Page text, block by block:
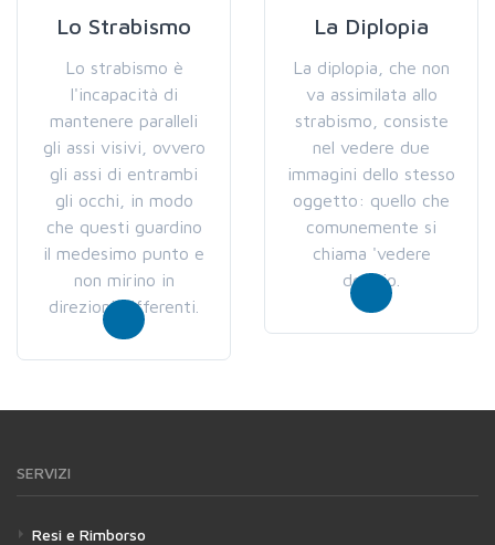
Lo Strabismo
Lo strabismo è
l'incapacità di
mantenere paralleli
gli assi visivi, ovvero
gli assi di entrambi
gli occhi, in modo
che questi guardino
il medesimo punto e
non mirino in
direzioni differenti.
La Diplopia
La diplopia, che non
va assimilata allo
strabismo, consiste
nel vedere due
immagini dello stesso
oggetto: quello che
comunemente si
chiama 'vedere
doppio.
SERVIZI
Resi e Rimborso